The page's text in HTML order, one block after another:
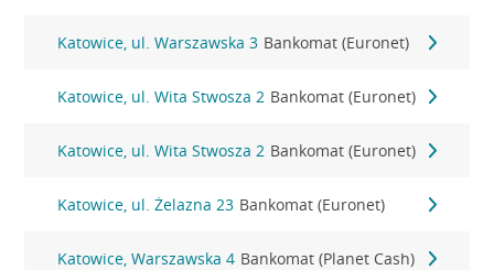
Katowice, ul. Warszawska 3 Bankomat (Euronet)
Katowice, ul. Wita Stwosza 2 Bankomat (Euronet)
Katowice, ul. Wita Stwosza 2 Bankomat (Euronet)
Katowice, ul. Żelazna 23 Bankomat (Euronet)
Katowice, Warszawska 4 Bankomat (Planet Cash)